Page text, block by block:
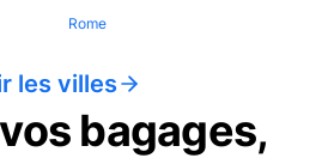
Rome
les villes
bagages,